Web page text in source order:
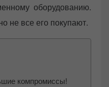
оборудованию.
не все его покупают.
компромиссы!